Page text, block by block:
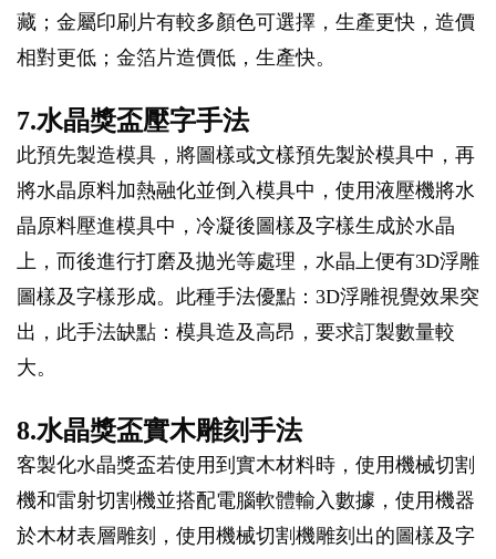
藏；金屬印刷片有較多顏色可選擇，生產更快，造價
相對更低；金箔片造價低，生產快。
7.水晶獎盃壓字手法
此預先製造模具，將圖樣或文樣預先製於模具中，再
將水晶原料加熱融化並倒入模具中，使用液壓機將水
晶原料壓進模具中，冷凝後圖樣及字樣生成於水晶
上，而後進行打磨及拋光等處理，水晶上便有3D浮雕
圖樣及字樣形成。此種手法優點：3D浮雕視覺效果突
出，此手法缺點：模具造及高昂，要求訂製數量較
大。
8.水晶獎盃實木雕刻手法
客製化水晶獎盃若使用到實木材料時，使用機械切割
機和雷射切割機並搭配電腦軟體輸入數據，使用機器
於木材表層雕刻，使用機械切割機雕刻出的圖樣及字